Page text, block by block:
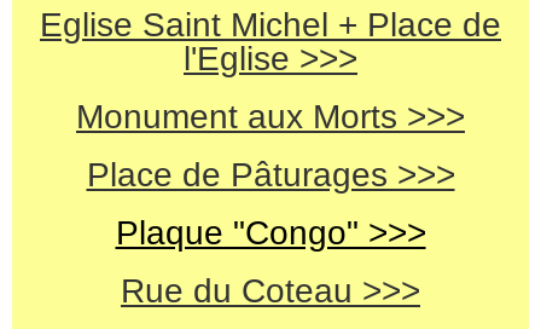
Eglise Saint Michel + Place de
l'Eglise >>>
Monument aux Morts >>>
Place de Pâturages >>>
Plaque "Congo" >>>
Rue du Coteau >>>